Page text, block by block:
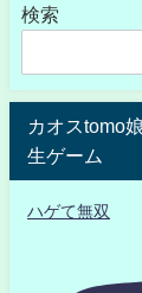
検索
カオスtomo
生ゲーム
ハゲて無双